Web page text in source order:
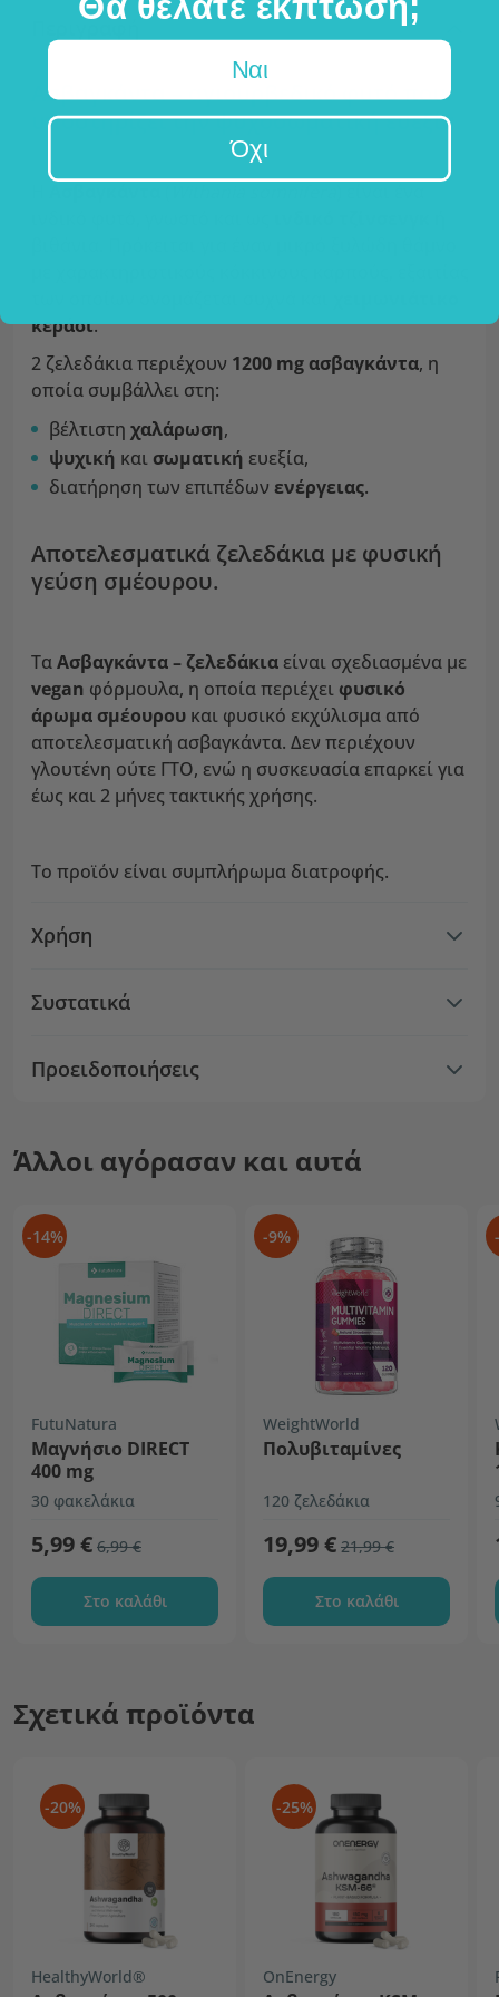
Περιγραφή
Ασβαγκάντα – αγιουρβεδικό φυτό που
υποστηρίζει την ψυχοσωματική ευεξία.
κεράσι.
2 ζελεδάκια περιέχουν 1200 mg ασβαγκάντα, η
οποία συμβάλλει στη:
βέλτιστη χαλάρωση,
ψυχική και σωματική ευεξία,
διατήρηση των επιπέδων ενέργειας.
Αποτελεσματικά ζελεδάκια με φυσική
γεύση σμέουρου.
ΤαΑσβαγκάντα – ζελεδάκια είναι σχεδιασμένα με
vegan φόρμουλα, η οποία περιέχει φυσικό
άρωμα σμέουρου και φυσικό εκχύλισμα από
αποτελεσματική ασβαγκάντα. Δεν περιέχουν
γλουτένη ούτε ΓΤΟ, ενώ η συσκευασία επαρκεί για
έως και 2 μήνες τακτικής χρήσης.
Το προϊόν είναι συμπλήρωμα διατροφής.
Χρήση
Συστατικά
Προειδοποιήσεις
Άλλοι αγόρασαν και αυτά
-14%
FutuNatura
Μαγνήσιο DIRECT
400 mg
30 φακελάκια
5,99 € 6,99 €
Στο καλάθι
-9%
WeightWorld
Πολυβιταμίνες
120 ζελεδάκια
19,99 € 21,99 €
Στο καλάθι
Σχετικά προϊόντα
-20%
HealthyWorld®
-25%
OnEnergy
Ναι
Όχι